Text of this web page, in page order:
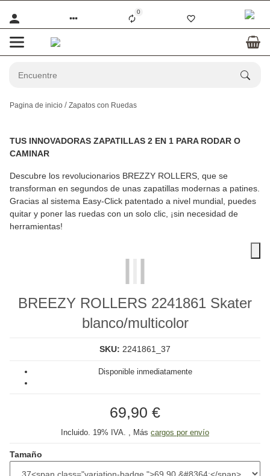
0
Pagina de inicio Zapatos con Ruedas
TUS INNOVADORAS ZAPATILLAS 2 EN 1 PARA RODAR O
CAMINAR
Descubre los revolucionarios BREZZY ROLLERS , que se
transforman en segundos de unas zapatillas modernas a patines.
Gracias al sistema Easy-Click patentado a nivel mundial, puedes
quitar y poner las ruedas con un solo clic, ¡sin necesidad de
herramientas!
BREEZY ROLLERS 2241861 Skater
blanco/multicolor
SKU: 2241861_37
Disponible inmediatamente
69,90 €
Incluido. 19% IVA. , Más cargos por envío
Tamaño